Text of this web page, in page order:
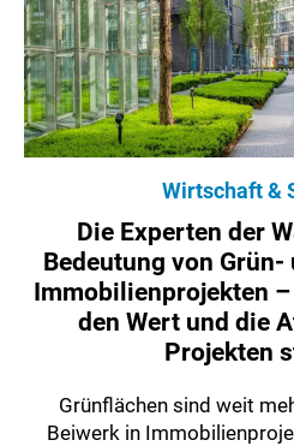
Wirtschaft &
Die Experten der
Bedeutung von
Immobilienprojekten
den Wert und die
Projekten
Grünflächen sind weit
Beiwerk in